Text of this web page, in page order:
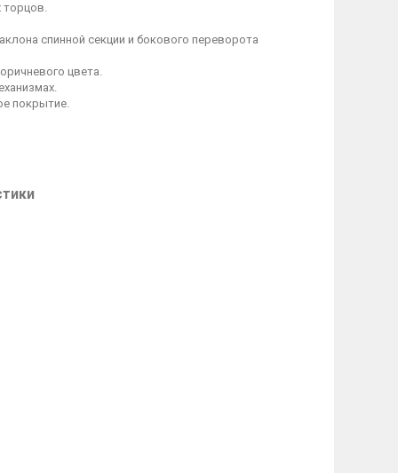
торцов.
спинной секции и бокового переворота
цвета.
покрытие.